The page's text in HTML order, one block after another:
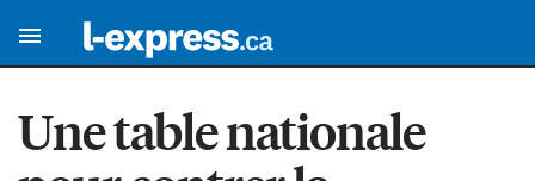
Une table nationale